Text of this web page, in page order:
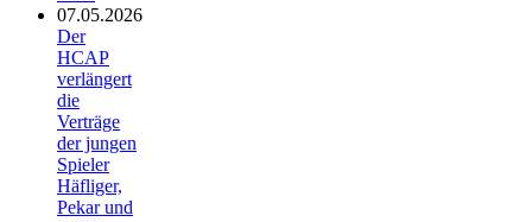
07.05.2026
Der
HCAP
verlängert
die
Verträge
der jungen
Spieler
Häfliger,
Pekar und